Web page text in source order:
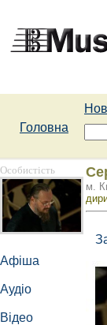
Головна
Особистість
Афіша
Аудіо
Відео
м.